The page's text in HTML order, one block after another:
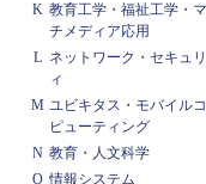
K 教育工学・福祉工学・
チメディア応用
L ネットワーク・セキュ
ィ
M ユビキタス・モバイル
ピューティング
N 教育・人文科学
O 情報システム